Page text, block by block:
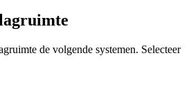
de volgende systemen. Selecteer